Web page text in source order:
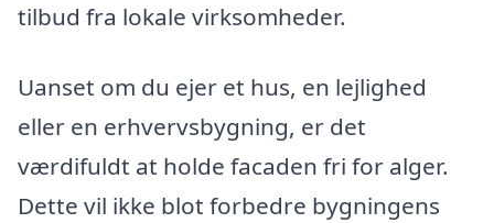
tilbud fra lokale virksomheder.
Uanset om du ejer et hus, en lejlighed
eller en erhvervsbygning, er det
værdifuldt at holde facaden fri for alger.
Dette vil ikke blot forbedre bygningens